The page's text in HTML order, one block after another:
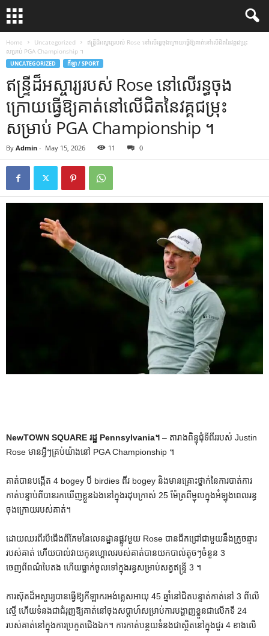
Home Uncategorized
ឥន្ទ្រីដ៏អស្ចារ្យរបស់ Rose នៅលើរន្ធចុងក្រោយធ្វើឱ្យគាត់នៅលើជិតនៃវគ្គជម្រុះ
សម្រាប់ PGA Championship ។
UNCATEGORIZED កីឡា / SPORT
ឥន្ទ្រីដ៏អស្ចារ្យរបស់ Rose នៅលើរន្ធចុង
ក្រោយធ្វើឱ្យគាត់នៅលើជិតនៃវគ្គជម្រុះ
សម្រាប់ PGA Championship ។
By Admin - May 15, 2026 11 0
NewTOWN SQUARE រដ្ឋ Pennsylvania។ – តារាងពិន្ទុជុំទីពីររបស់ Justin
Rose មានអ្វីៗគ្រប់យ៉ាងនៅ PGA Championship ។
គាត់បានបង្កើត 4 bogey បី birdies ពីរ bogey និងមានគ្រោះថ្នាក់នៃការបាត់ការ
កាត់បន្ទាប់ពីបានរកឃើញខ្លួនឯងនៅក្នុងរដុបក្រាស់ 25 ម៉ែត្រពីម្ជុលក្នុងអំឡុងពេលរន្ធ
ចុងក្រោយរបស់គាត់។
ដោយឈរពីរបីជើងពីគែមនៃលេនដ្ឋានផ្លូវមួយ Rose បានជីកជ្រៅជាមួយនឹងក្រូចឆ្មារ
របស់គាត់ ហើយបាល់វាយកូនហ្គោលរបស់គាត់បានយកបាល់តូចៗចំនួន 3
ចេញពីពណ៌បៃតង ហើយធ្លាក់ចូលទៅក្នុងរន្ធសម្រាប់សត្វឥន្ទ្រី 3 ។
ការស៊ុតដ៏អស្ចារ្យបានធ្វើឱ្យកីឡាករអង់គ្លេសអាយុ 45 ឆ្នាំនៅជិតបន្ទាត់កាត់នៅ 3 ពីលើ
ស្មើ ហើយទំនងជាជំរុញឱ្យគាត់នៅចុងសប្តាហ៍សម្រាប់ការបង្ហាញខ្លួនជាលើកទី 24
របស់គាត់នៅក្នុងការប្រកួតជើងឯក។ ការកាត់បន្ថយទំនងជាស្ថិតនៅក្នុងជួរ 4 ខាងលើ